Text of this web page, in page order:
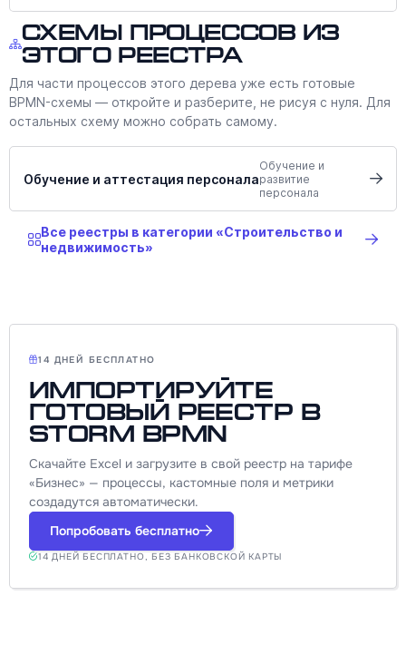
Схемы процессов из
этого реестра
Для части процессов этого дерева уже есть готовые
BPMN-схемы — откройте и разберите, не рисуя с нуля. Для
остальных схему можно собрать самому.
Обучение и аттестация персонала
Обучение и
развитие
персонала
Все реестры в категории «Строительство и
недвижимость»
14 ДНЕЙ БЕСПЛАТНО
Импортируйте
готовый реестр в
Storm BPMN
Скачайте Excel и загрузите в свой реестр на тарифе
«Бизнес» — процессы, кастомные поля и метрики
создадутся автоматически.
Попробовать бесплатно
14 ДНЕЙ БЕСПЛАТНО, БЕЗ БАНКОВСКОЙ КАРТЫ